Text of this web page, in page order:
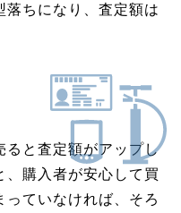
落ちになり、査定額は
ると査定額がアップし
、購入者が安心して買
っていなければ、そろ